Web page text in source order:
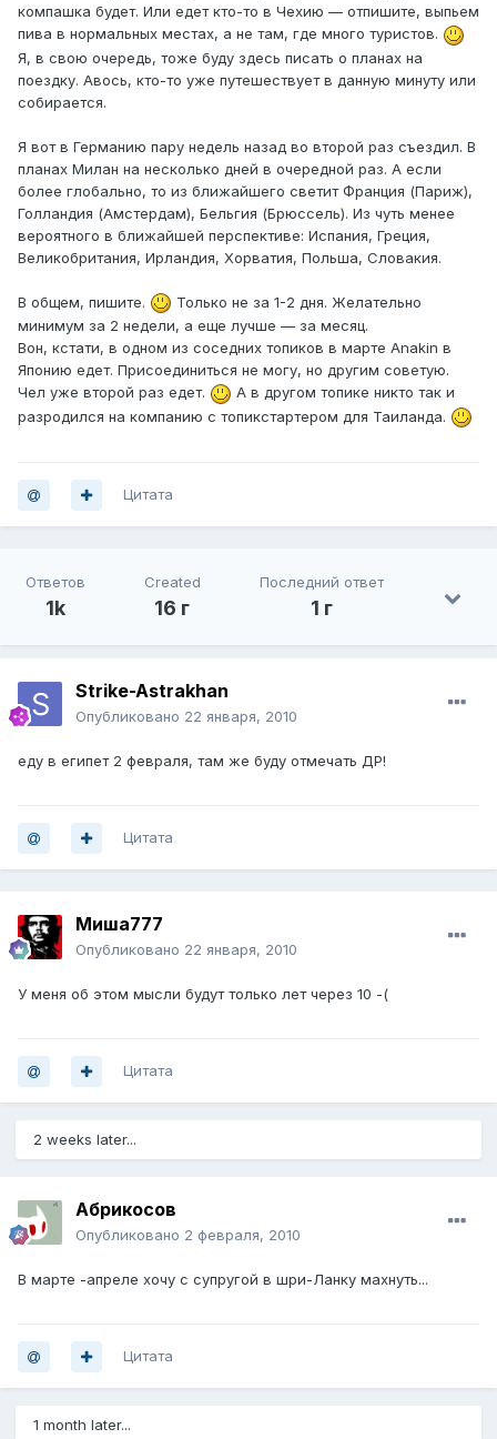
компашка будет. Или едет кто-то в Чехию — отпишите, выпьем
пива в нормальных местах, а не там, где много туристов.
Я, в свою очередь, тоже буду здесь писать о планах на
поездку. Авось, кто-то уже путешествует в данную минуту или
собирается.
Я вот в Германию пару недель назад во второй раз съездил. В
планах Милан на несколько дней в очередной раз. А если
более глобально, то из ближайшего светит Франция (Париж),
Голландия (Амстердам), Бельгия (Брюссель). Из чуть менее
вероятного в ближайшей перспективе: Испания, Греция,
Великобритания, Ирландия, Хорватия, Польша, Словакия.
В общем, пишите.
Только не за 1-2 дня. Желательно
минимум за 2 недели, а еще лучше — за месяц.
Вон, кстати, в одном из соседних топиков в марте Anakin в
Японию едет. Присоединиться не могу, но другим советую.
Чел уже второй раз едет.
А в другом топике никто так и
разродился на компанию с топикстартером для Таиланда.
Цитата
Ответов
1k
Created
16 г
Последний ответ
1 г
Strike-Astrakhan
Опубликовано 22 января, 2010
еду в египет 2 февраля, там же буду отмечать ДР!
Цитата
Миша777
Опубликовано 22 января, 2010
У меня об этом мысли будут только лет через 10 -(
Цитата
2 weeks later...
Абрикосов
Опубликовано 2 февраля, 2010
В марте -апреле хочу с супругой в шри-Ланку махнуть...
Цитата
1 month later...